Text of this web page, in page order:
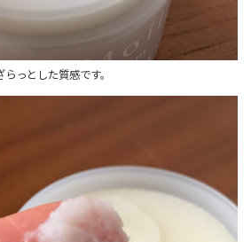
らっとした質感です。